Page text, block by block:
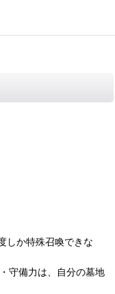
しか特殊召喚できな
守備力は、自分の墓地